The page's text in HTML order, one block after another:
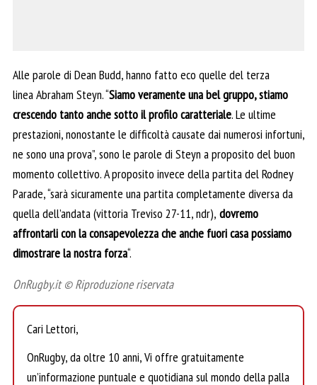
Alle parole di Dean Budd, hanno fatto eco quelle del terza
linea Abraham Steyn. “Siamo veramente una bel gruppo, stiamo
crescendo tanto anche sotto il profilo caratteriale. Le ultime
prestazioni, nonostante le difficoltà causate dai numerosi infortuni,
ne sono una prova”, sono le parole di Steyn a proposito del buon
momento collettivo. A proposito invece della partita del Rodney
Parade, “sarà sicuramente una partita completamente diversa da
quella dell’andata (vittoria Treviso 27-11, ndr), dovremo
affrontarli con la consapevolezza che anche fuori casa possiamo
dimostrare la nostra forza“.
OnRugby.it © Riproduzione riservata
Cari Lettori,
OnRugby, da oltre 10 anni, Vi offre gratuitamente
un’informazione puntuale e quotidiana sul mondo della palla